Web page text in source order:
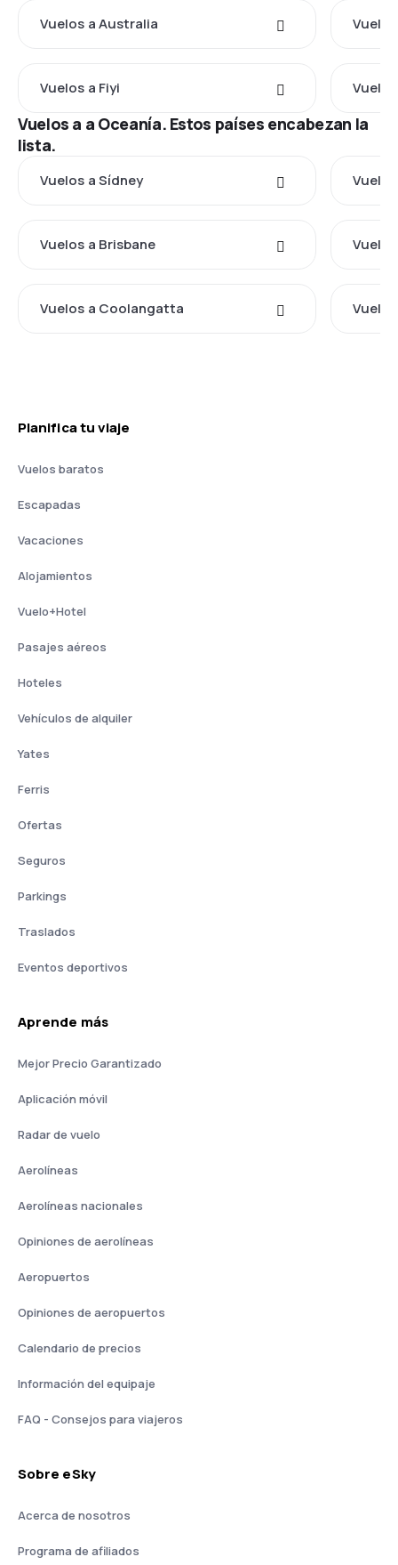
Vuelos a Australia
Vuelos a Fiyi
Vuelos a a Oceanía. Estos países encabezan la
lista.
Vuelos a Sídney
Vuelos a Brisbane
Vuelos a Coolangatta
Planifica tu viaje
Vuelos baratos
Escapadas
Vacaciones
Alojamientos
Vuelo+Hotel
Pasajes aéreos
Hoteles
Vehículos de alquiler
Yates
Ferris
Ofertas
Seguros
Parkings
Traslados
Eventos deportivos
Aprende más
Mejor Precio Garantizado
Aplicación móvil
Radar de vuelo
Aerolíneas
Aerolíneas nacionales
Opiniones de aerolíneas
Aeropuertos
Opiniones de aeropuertos
Calendario de precios
Información del equipaje
FAQ - Consejos para viajeros
Sobre eSky
Acerca de nosotros
Programa de afiliados